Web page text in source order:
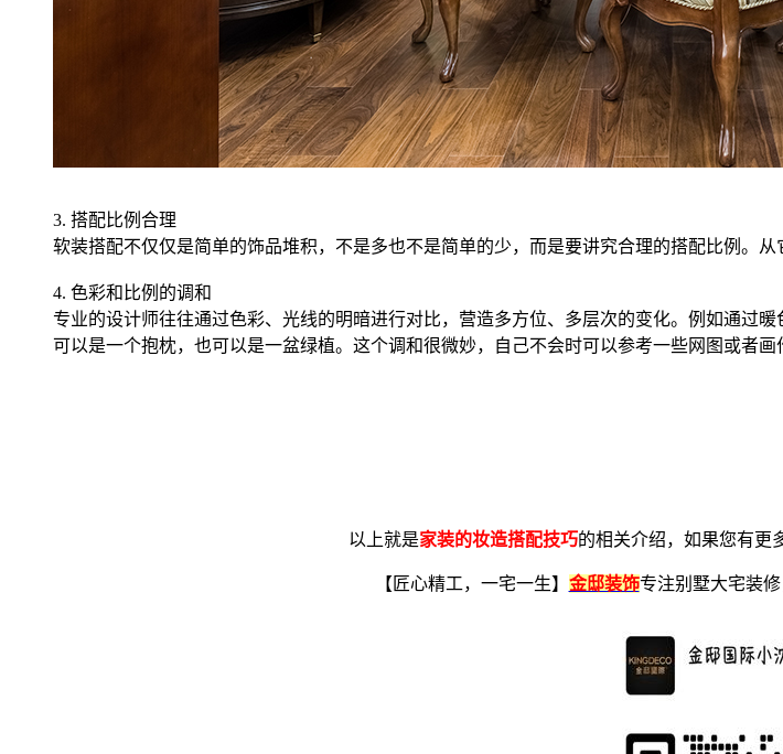
3. 搭配比例合理
软装搭配不仅仅是简单的饰品堆积，不是多也不是简单的少，而是要讲究合理的搭配比例。
4. 色彩和比例的调和
专业的设计师往往通过色彩、光线的明暗进行对比，营造多方位、多层次的变化。例如通过
可以是一个抱枕，也可以是一盆绿植。这个调和很微妙，自己不会时可以参考一些网图或者
以上就是家装的妆造搭配技巧的相关介绍，如果您有更
【匠心精工，一宅一生】 金邸装饰专注别墅大宅装